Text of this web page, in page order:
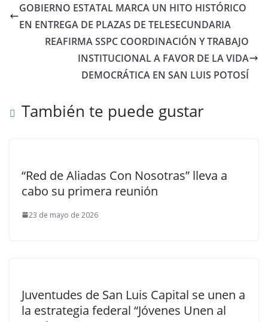
GOBIERNO ESTATAL MARCA UN HITO HISTÓRICO
EN ENTREGA DE PLAZAS DE TELESECUNDARIA
REAFIRMA SSPC COORDINACIÓN Y TRABAJO
INSTITUCIONAL A FAVOR DE LA VIDA
DEMOCRÁTICA EN SAN LUIS POTOSÍ
También te puede gustar
“Red de Aliadas Con Nosotras” lleva a
cabo su primera reunión
23 de mayo de 2026
Juventudes de San Luis Capital se unen a
la estrategia federal “Jóvenes Unen al